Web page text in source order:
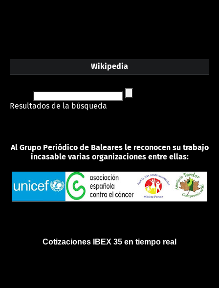
Wikipedia
Resultados de la búsqueda
Al Grupo Periódico de Baleares le reconocen su trabajo
incasable varias organizaciones entre ellas:
Cotizaciones IBEX 35 en tiempo real